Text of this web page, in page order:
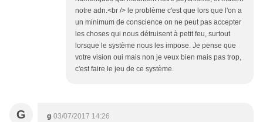
notre adn.<br /> le problème c'est que lors que l'on a
un minimum de conscience on ne peut pas accepter
les choses qui nous détruisent à petit feu, surtout
lorsque le système nous les impose. Je pense que
votre vision oui mais non je veux bien mais pas trop,
c'est faire le jeu de ce système.
G g 03/07/2017 14:26